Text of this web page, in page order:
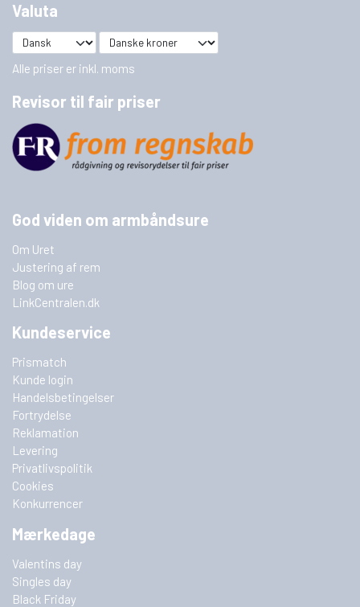
Valuta
Alle priser er inkl. moms
Revisor til fair priser
God viden om armbåndsure
Om Uret
Justering af rem
Blog om ure
LinkCentralen.dk
Kundeservice
Prismatch
Kunde login
Handelsbetingelser
Fortrydelse
Reklamation
Levering
Privatlivspolitik
Cookies
Konkurrencer
Mærkedage
Valentins day
Singles day
Black Friday